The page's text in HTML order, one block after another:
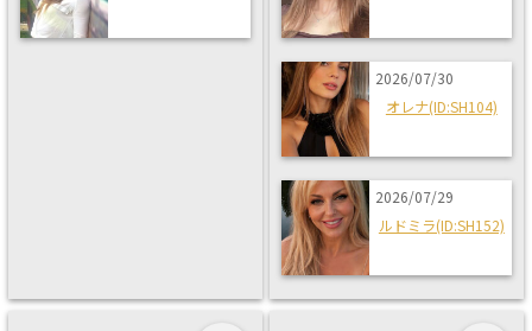
2026/07/30
オレナ(ID:SH104)
2026/07/29
ルドミラ(ID:SH152)